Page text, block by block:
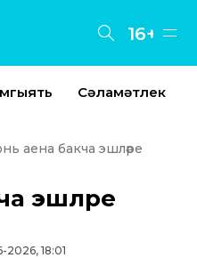
16+
Сәламәтлек
аена бакча эшләре
эшләре
2026, 18:01